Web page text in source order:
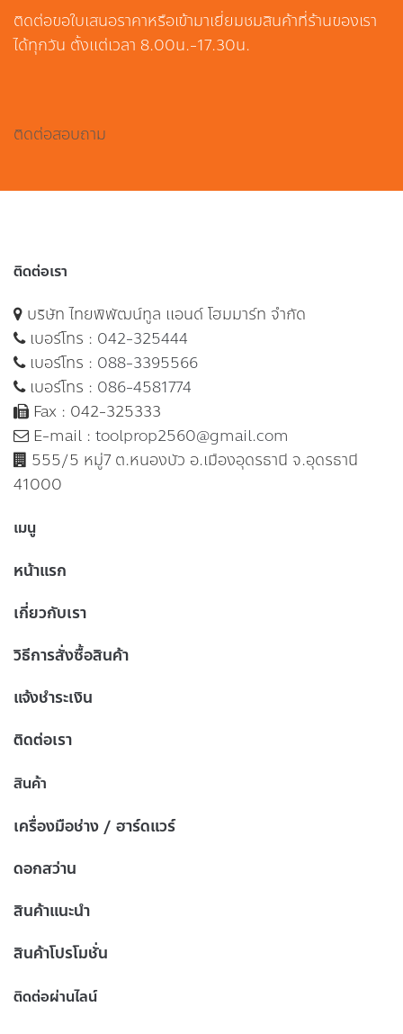
ติดต่อขอใบเสนอราคาหรือเข้ามาเยี่ยมชมสินค้าที่ร้านของเรา
ได้ทุกวัน ตั้งแต่เวลา 8.00น.-17.30น.
ติดต่อสอบถาม
ติดต่อเรา
บริษัท ไทยพิพัฒน์ทูล แอนด์ โฮมมาร์ท จำกัด
เบอร์โทร : 042-325444
เบอร์โทร : 088-3395566
เบอร์โทร : 086-4581774
Fax : 042-325333
E-mail : toolprop2560@gmail.com
555/5 หมู่7 ต.หนองบัว อ.เมืองอุดรธานี จ.อุดรธานี
41000
เมนู
หน้าแรก
เกี่ยวกับเรา
วิธีการสั่งซื้อสินค้า
แจ้งชำระเงิน
ติดต่อเรา
สินค้า
เครื่องมือช่าง / ฮาร์ดแวร์
ดอกสว่าน
สินค้าแนะนำ
สินค้าโปรโมชั่น
ติดต่อผ่านไลน์